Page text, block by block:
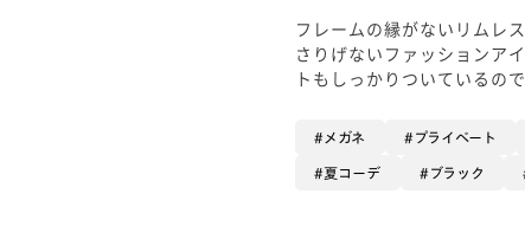
フレームの縁がないリムレ
さりげないファッションア
トもしっかりついているの
メガネ プライベート
夏コーデ ブラック